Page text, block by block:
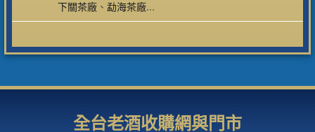
下關茶廠 、 勐海茶廠...
全台老酒收購網與門市